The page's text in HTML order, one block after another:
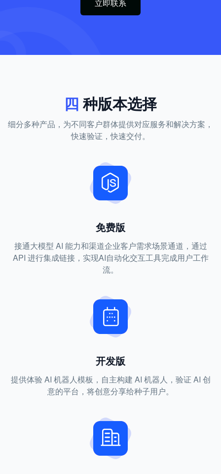
立即联系
四 种版本选择
细分多种产品，为不同客户群体提供对应服务和解决方案，
快速验证，快速交付。
免费版
接通大模型 AI 能力和渠道企业客户需求场景通道，通过
API 进行集成链接，实现AI自动化交互工具完成用户工作
流。
开发版
提供体验 AI 机器人模板，自主构建 AI 机器人，验证 AI 创
意的平台，将创意分享给种子用户。